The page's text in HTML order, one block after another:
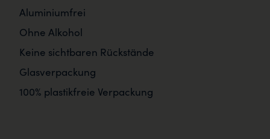
Aluminiumfrei
Ohne Alkohol
Keine sichtbaren Rückstände
Glasverpackung
100% plastikfreie Verpackung